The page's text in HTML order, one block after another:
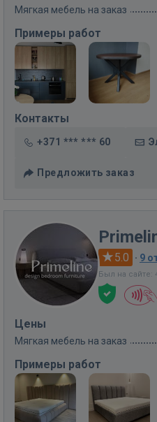
Мягкая мебель на заказ
Примеры работ
Контакты
+371 *** *** 60
Предложить заказ
5.0 · 9
Был на сайте:
Цены
Мягкая мебель на заказ
Примеры работ